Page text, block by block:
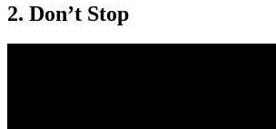
2. Don’t Stop